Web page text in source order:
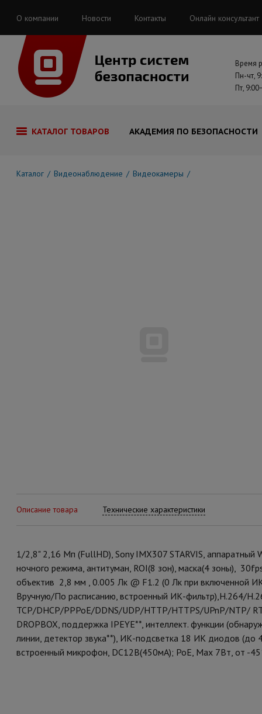
О компании Новости Контакты Онлайн консультант
Время
Пн-чт,
Пт,
КАТАЛОГ ТОВАРОВ АКАДЕМИЯ ПО БЕЗОПАСНОСТИ
Каталог Видеонаблюдение Видеокамеры
Описание товара Технические характеристики
1/2,8" 2,16 Мп (FullHD), Sony IMX307 STARVIS, аппаратный
ночного режима, антитуман, ROI(8 зон), маска(4 зоны),
объектив 2,8 мм , 0.005 Лк @ F1.2 (0 Лк при включенной
Вручную/По расписанию, встроенный ИК-фильтр),Н.264/
TCP/DHCP/PPPoE/DDNS/UDP/HTTP/HTTPS/UPnP/NTP/
DROPBOX, поддержка IPEYE**, интеллект. функции
линии, детектор звука**), ИК-подсветка 18 ИК диодов (до
встроенный микрофон, DC12В(450мА); РоЕ, Мах 7Вт, от -